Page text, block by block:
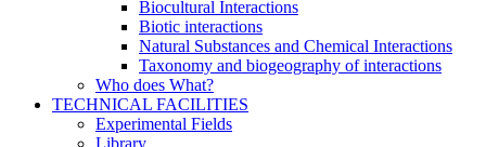
Biocultural Interactions
Biotic interactions
Natural Substances and Chemical Interactions
Taxonomy and biogeography of interactions
Who does What?
TECHNICAL FACILITIES
Experimental Fields
Library